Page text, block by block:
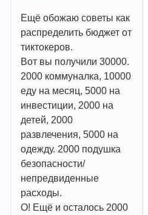
Ещё обожаю советы как
распределить бюджет от
тиктокеров.
Вот вы получили 30000.
2000 коммуналка, 10000
еду на месяц, 5000 на
инвестиции, 2000 на
детей, 2000
развлечения, 5000 на
одежду. 2000 подушка
безопасности/
непредвиденные
расходы.
О! Ещё и осталось 2000